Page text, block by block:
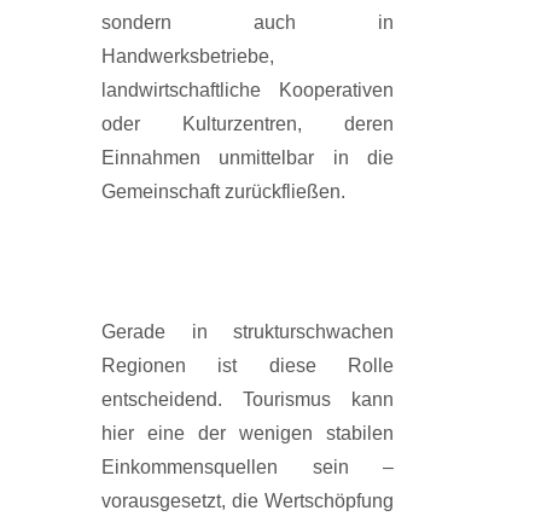
sondern auch in
Handwerksbetriebe,
landwirtschaftliche Kooperativen
oder Kulturzentren, deren
Einnahmen unmittelbar in die
Gemeinschaft zurückfließen.
Gerade in strukturschwachen
Regionen ist diese Rolle
entscheidend. Tourismus kann
hier eine der wenigen stabilen
Einkommensquellen sein –
vorausgesetzt, die Wertschöpfung